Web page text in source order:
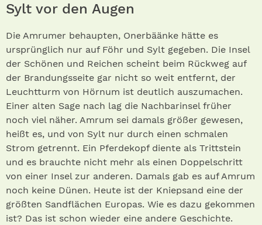
Sylt vor den Augen
Die Amrumer behaupten, Onerbäänke hätte es
ursprünglich nur auf Föhr und Sylt gegeben. Die Insel
der Schönen und Reichen scheint beim Rückweg auf
der Brandungsseite gar nicht so weit entfernt, der
Leuchtturm von Hörnum ist deutlich auszumachen.
Einer alten Sage nach lag die Nachbarinsel früher
noch viel näher. Amrum sei damals größer gewesen,
heißt es, und von Sylt nur durch einen schmalen
Strom getrennt. Ein Pferdekopf diente als Trittstein
und es brauchte nicht mehr als einen Doppelschritt
von einer Insel zur anderen. Damals gab es auf Amrum
noch keine Dünen. Heute ist der Kniepsand eine der
größten Sandflächen Europas. Wie es dazu gekommen
ist? Das ist schon wieder eine andere Geschichte.